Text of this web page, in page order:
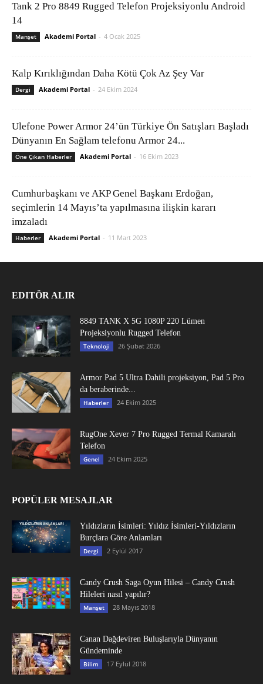
Tank 2 Pro 8849 Rugged Telefon Projeksiyonlu Android
14
Manşet Akademi Portal - 4 Ocak 2025
Kalp Kırıklığından Daha Kötü Çok Az Şey Var
Dergi Akademi Portal - 24 Ekim 2024
Ulefone Power Armor 24’ün Türkiye Ön Satışları Başladı
Dünyanın En Sağlam telefonu Armor 24...
Öne Çıkan Haberler Akademi Portal - 16 Ekim 2023
Cumhurbaşkanı ve AKP Genel Başkanı Erdoğan,
seçimlerin 14 Mayıs’ta yapılmasına ilişkin kararı
imzaladı
Haberler Akademi Portal - 11 Mart 2023
EDITÖR ALIR
8849 TANK X 5G 1080P 220 Lümen
Projeksiyonlu Rugged Telefon
Teknoloji 26 Şubat 2026
Armor Pad 5 Ultra Dahili projeksiyon, Pad 5 Pro
da beraberinde...
Haberler 24 Ekim 2025
RugOne Xever 7 Pro Rugged Termal Kamaralı
Telefon
Genel 24 Ekim 2025
POPÜLER MESAJLAR
Yıldızların İsimleri: Yıldız İsimleri-Yıldızların
Burçlara Göre Anlamları
Dergi 2 Eylül 2017
Candy Crush Saga Oyun Hilesi – Candy Crush
Hileleri nasıl yapılır?
Manşet 28 Mayıs 2018
Canan Dağdeviren Buluşlarıyla Dünyanın
Gündeminde
Bilim 17 Eylül 2018